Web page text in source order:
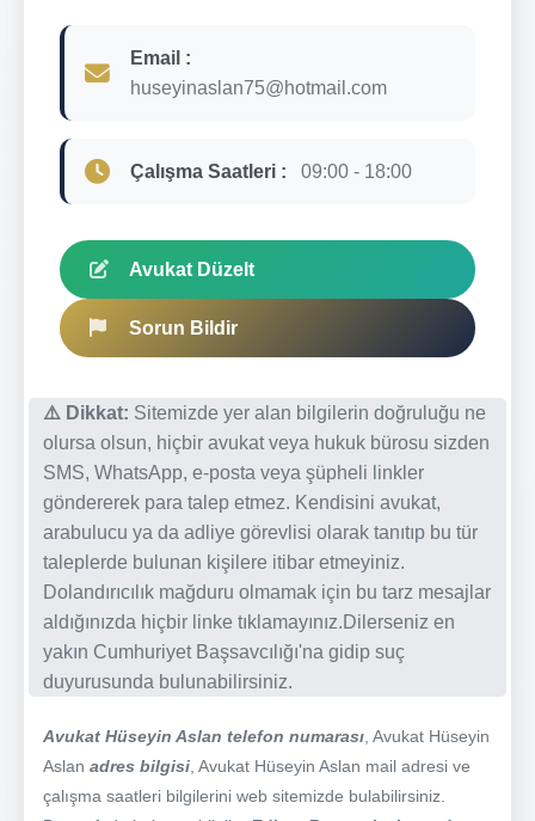
Email :
huseyinaslan75@hotmail.com
Çalışma Saatleri : 09:00 - 18:00
Avukat Düzelt
Sorun Bildir
⚠️ Dikkat: Sitemizde yer alan bilgilerin doğruluğu ne
olursa olsun, hiçbir avukat veya hukuk bürosu sizden
SMS, WhatsApp, e-posta veya şüpheli linkler
göndererek para talep etmez. Kendisini avukat,
arabulucu ya da adliye görevlisi olarak tanıtıp bu tür
taleplerde bulunan kişilere itibar etmeyiniz.
Dolandırıcılık mağduru olmamak için bu tarz mesajlar
aldığınızda hiçbir linke tıklamayınız.Dilerseniz en
yakın Cumhuriyet Başsavcılığı'na gidip suç
duyurusunda bulunabilirsiniz.
Avukat Hüseyin Aslan telefon numarası , Avukat Hüseyin
Aslan adres bilgisi , Avukat Hüseyin Aslan mail adresi ve
çalışma saatleri bilgilerini web sitemizde bulabilirsiniz.